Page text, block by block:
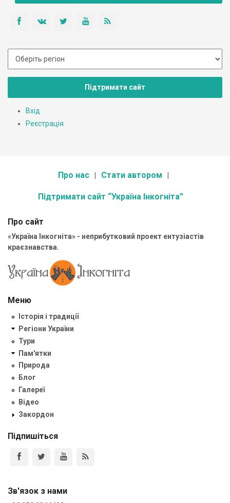
Підтримати сайт
Вхід
Реєстрація
Про нас Стати автором
Підтримати сайт “Україна Інкогніта”
Про сайт
«Україна Інкогніта» - неприбутковий проект ентузіастів
краєзнавства.
Меню
Історія і традиції
Регіони України
Тури
Пам'ятки
Природа
Блог
Галереї
Відео
Закордон
Підпишіться
Зв'язок з нами